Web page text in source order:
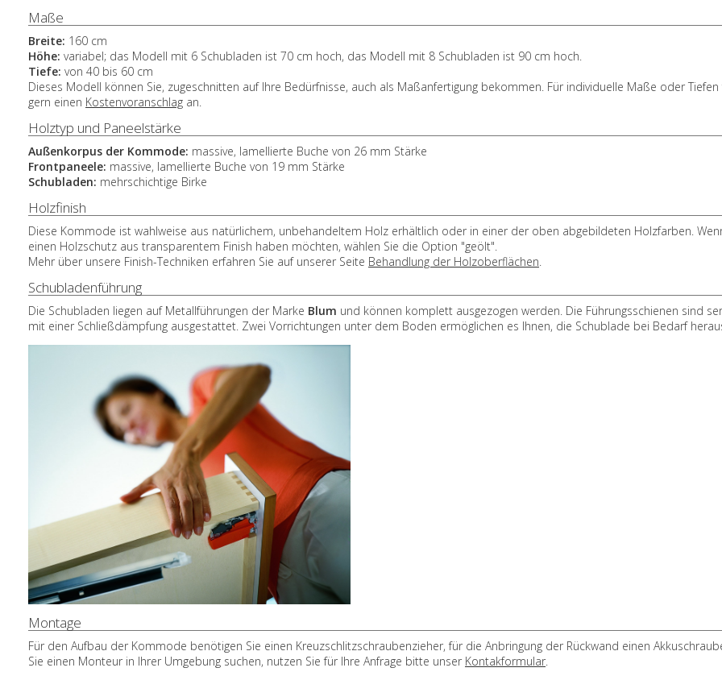
Maße
Breite: 160 cm
Höhe: variabel; das Modell mit 6 Schubladen ist 70 cm hoch, das Modell mit 8 Schubladen ist 90 cm hoch.
Tiefe: von 40 bis 60 cm
Dieses Modell können Sie, zugeschnitten auf Ihre Bedürfnisse, auch als Maßanfertigung bekommen. Für individuelle Maße oder
gern einen Kostenvoranschlag an.
Holztyp und Paneelstärke
Außenkorpus der Kommode: massive, lamellierte Buche von 26 mm Stärke
Frontpaneele: massive, lamellierte Buche von 19 mm Stärke
Schubladen: mehrschichtige Birke
Holzfinish
Diese Kommode ist wahlweise aus natürlichem, unbehandeltem Holz erhältlich oder in einer der oben abgebildeten Holzfarben.
einen Holzschutz aus transparentem Finish haben möchten, wählen Sie die Option "geölt".
Mehr über unsere Finish-Techniken erfahren Sie auf unserer Seite Behandlung der Holzoberflächen
Schubladenführung
Die Schubladen liegen auf Metallführungen der Marke Blum und können komplett ausgezogen werden. Die Führungsschienen sind
mit einer Schließdämpfung ausgestattet. Zwei Vorrichtungen unter dem Boden ermöglichen es Ihnen, die Schublade bei Bedarf
Montage
Für den Aufbau der Kommode benötigen Sie einen Kreuzschlitzschraubenzieher, für die Anbringung der Rückwand einen
Sie einen Monteur in Ihrer Umgebung suchen, nutzen Sie für Ihre Anfrage bitte unser Kontakformular.